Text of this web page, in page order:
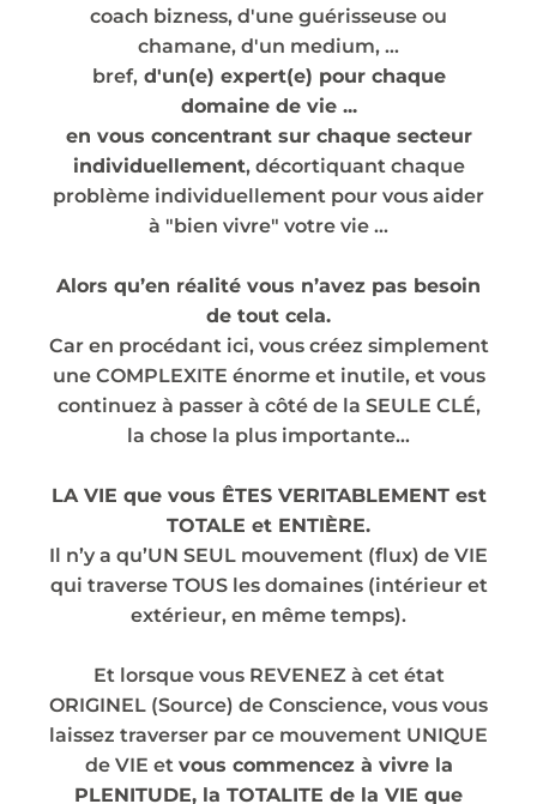
coach bizness, d'une guérisseuse ou
chamane, d'un medium, …
bref,d'un(e) expert(e) pour chaque
domaine de vie ...
en vous concentrant sur chaque secteur
individuellement, décortiquant chaque
problème individuellement pour vous aider
à "bien vivre" votre vie ...
Alors qu’en réalité vous n’avez pas besoin
de tout cela.
Car en procédant ici, vous créez simplement
une COMPLEXITE énorme et inutile, et vous
continuez à passer à côté de la SEULE CLÉ,
la chose la plus importante…
LA VIE que vous ÊTES VERITABLEMENT est
TOTALE et ENTIÈRE.
Il n’y a qu’UN SEUL mouvement (flux) de VIE
qui traverse TOUS les domaines (intérieur et
extérieur, en même temps).
Et lorsque vous REVENEZ à cet état
ORIGINEL (Source) de Conscience, vous vous
laissez traverser par ce mouvement UNIQUE
de VIE et vous commencez à vivre la
PLENITUDE, la TOTALITE de la VIE que